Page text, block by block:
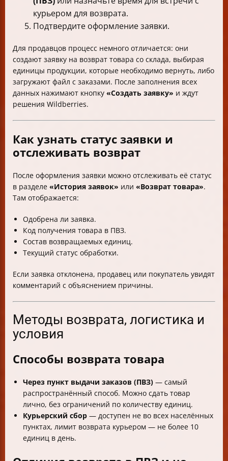
курьером для возврата.
Подтвердите оформление заявки.
Для продавцов процесс немного отличается: они
создают заявку на возврат товара со склада, выбирая
единицы продукции, которые необходимо вернуть, либо
загружают файл с заказами. После заполнения всех
данных нажимают кнопку «Создать заявку» и ждут
решения Wildberries.
Как узнать статус заявки и
отслеживать возврат
После оформления заявки можно отслеживать её статус
в разделе «История заявок» или «Возврат товара».
Там отображается:
Одобрена ли заявка.
Код получения товара в ПВЗ.
Состав возвращаемых единиц.
Текущий статус обработки.
Если заявка отклонена, продавец или покупатель увидят
комментарий с объяснением причины.
Методы возврата, логистика и
условия
Способы возврата товара
Через пункт выдачи заказов (ПВЗ) — самый
распространённый способ. Можно сдать товар
лично, без ограничений по количеству единиц.
Курьерский сбор — доступен не во всех населённых
пунктах, лимит возврата курьером — не более 10
единиц в день.